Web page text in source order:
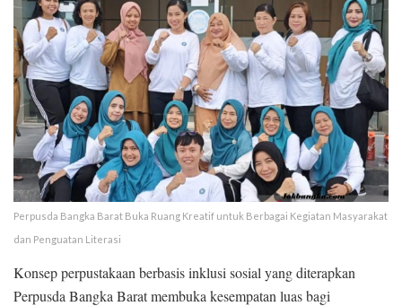
Perpusda Bangka Barat Buka Ruang Kreatif untuk Berbagai Kegiatan Masyarakat
dan Penguatan Literasi
Konsep perpustakaan berbasis inklusi sosial yang diterapkan
Perpusda Bangka Barat membuka kesempatan luas bagi